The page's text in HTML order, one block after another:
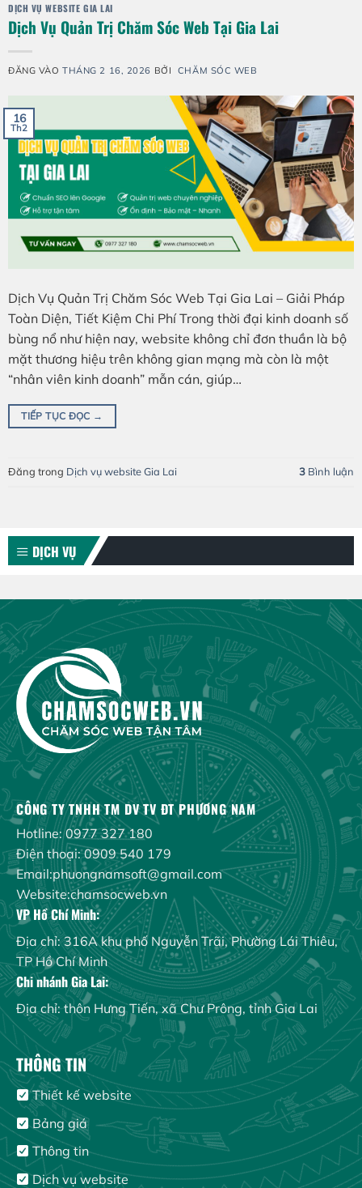
DỊCH VỤ WEBSITE GIA LAI
Dịch Vụ Quản Trị Chăm Sóc Web Tại Gia Lai
ĐĂNG VÀOTHÁNG 2 16, 2026 BỞI CHĂM SÓC WEB
16
Th2
Dịch Vụ Quản Trị Chăm Sóc Web Tại Gia Lai – Giải Pháp
Toàn Diện, Tiết Kiệm Chi Phí Trong thời đại kinh doanh số
bùng nổ như hiện nay, website không chỉ đơn thuần là bộ
mặt thương hiệu trên không gian mạng mà còn là một
“nhân viên kinh doanh” mẫn cán, giúp…
TIẾP TỤC ĐỌC →
Đăng trong Dịch vụ website Gia Lai 3 Bình luận
DỊCH VỤ
CÔNG TY TNHH TM DV TV ĐT PHƯƠNG NAM
Hotline: 0977 327 180
Điện thoại: 0909 540 179
Email:phuongnamsoft@gmail.com
Website:chamsocweb.vn
VP Hồ Chí Minh:
Địa chỉ: 316A khu phố Nguyễn Trãi, Phường Lái Thiêu,
TP Hồ Chí Minh
Chi nhánh Gia Lai:
Địa chỉ: thôn Hưng Tiến, xã Chư Prông, tỉnh Gia Lai
THÔNG TIN
Thiết kế website
Bảng giá
Thông tin
Dịch vụ website